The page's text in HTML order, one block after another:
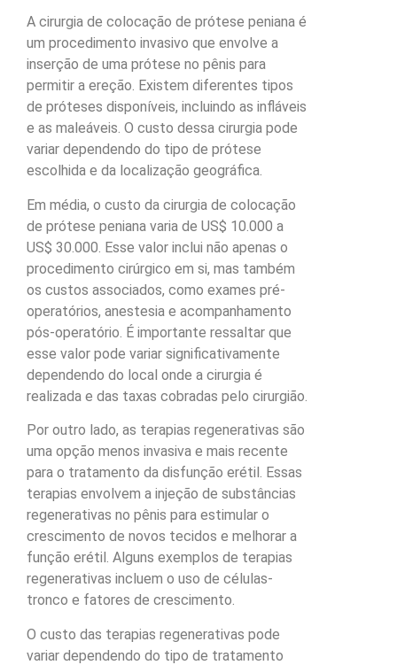
A cirurgia de colocação de prótese peniana é
um procedimento invasivo que envolve a
inserção de uma prótese no pênis para
permitir a ereção. Existem diferentes tipos
de próteses disponíveis, incluindo as infláveis
e as maleáveis. O custo dessa cirurgia pode
variar dependendo do tipo de prótese
escolhida e da localização geográfica.
Em média, o custo da cirurgia de colocação
de prótese peniana varia de US$ 10.000 a
US$ 30.000. Esse valor inclui não apenas o
procedimento cirúrgico em si, mas também
os custos associados, como exames pré-
operatórios, anestesia e acompanhamento
pós-operatório. É importante ressaltar que
esse valor pode variar significativamente
dependendo do local onde a cirurgia é
realizada e das taxas cobradas pelo cirurgião.
Por outro lado, as terapias regenerativas são
uma opção menos invasiva e mais recente
para o tratamento da disfunção erétil. Essas
terapias envolvem a injeção de substâncias
regenerativas no pênis para estimular o
crescimento de novos tecidos e melhorar a
função erétil. Alguns exemplos de terapias
regenerativas incluem o uso de células-
tronco e fatores de crescimento.
O custo das terapias regenerativas pode
variar dependendo do tipo de tratamento